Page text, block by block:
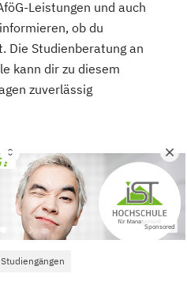
Sponsored
Leistungen und auch
ob du
Die Studienberatung an
kann dir zu diesem
zuverlässig
aus?